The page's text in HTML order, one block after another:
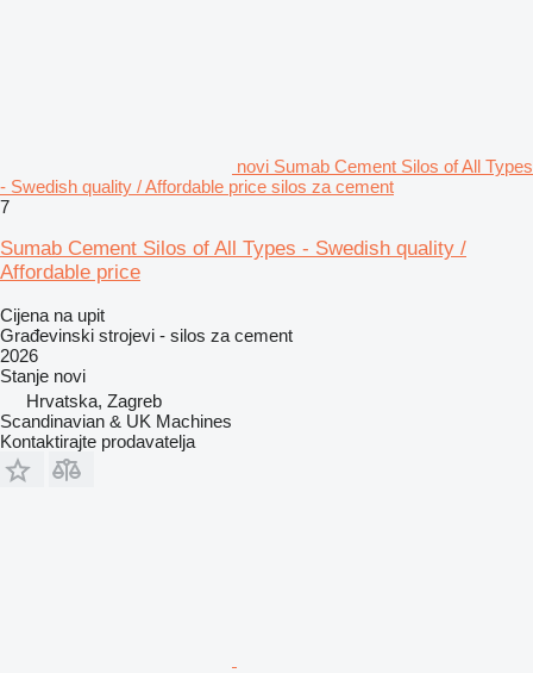
novi Sumab Cement Silos of All Types
- Swedish quality / Affordable price silos za cement
7
Sumab Cement Silos of All Types - Swedish quality /
Affordable price
Cijena na upit
Građevinski strojevi - silos za cement
2026
Stanje novi
Hrvatska, Zagreb
Scandinavian & UK Machines
Kontaktirajte prodavatelja